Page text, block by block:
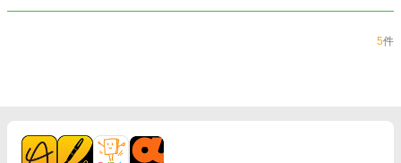
5件